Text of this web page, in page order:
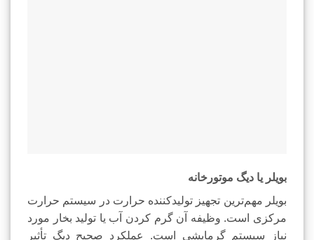
بویلر یا دیگ موتورخانه
بویلر مهم‌ترین تجهیز تولیدکننده حرارت در سیستم حرارت
مرکزی است. وظیفه آن گرم کردن آب یا تولید بخار مورد
نیاز سیستم گرمایشی است. عملکرد صحیح دیگ تأثیر